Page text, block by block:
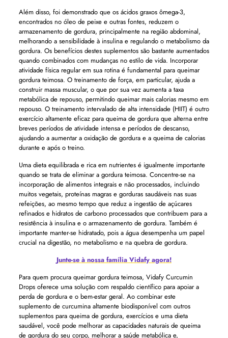
Além disso, foi demonstrado que os ácidos graxos ômega-3,
encontrados no óleo de peixe e outras fontes, reduzem o
armazenamento de gordura, principalmente na região abdominal,
melhorando a sensibilidade à insulina e regulando o metabolismo da
gordura. Os benefícios destes suplementos são bastante aumentados
quando combinados com mudanças no estilo de vida. Incorporar
atividade física regular em sua rotina é fundamental para queimar
gordura teimosa. O treinamento de força, em particular, ajuda a
construir massa muscular, o que por sua vez aumenta a taxa
metabólica de repouso, permitindo queimar mais calorias mesmo em
repouso. O treinamento intervalado de alta intensidade (HIIT) é outro
exercício altamente eficaz para queima de gordura que alterna entre
breves períodos de atividade intensa e períodos de descanso,
ajudando a aumentar a oxidação de gordura e a queima de calorias
durante e após o treino.
Uma dieta equilibrada e rica em nutrientes é igualmente importante
quando se trata de eliminar a gordura teimosa. Concentre-se na
incorporação de alimentos integrais e não processados, incluindo
muitos vegetais, proteínas magras e gorduras saudáveis ​​nas suas
refeições, ao mesmo tempo que reduz a ingestão de açúcares
refinados e hidratos de carbono processados ​​que contribuem para a
resistência à insulina e o armazenamento de gordura. Também é
importante manter-se hidratado, pois a água desempenha um papel
crucial na digestão, no metabolismo e na quebra de gordura.
Junte-se à nossa família Vidafy agora!
Para quem procura queimar gordura teimosa, Vidafy Curcumin
Drops oferece uma solução com respaldo científico para apoiar a
perda de gordura e o bem-estar geral. Ao combinar este
suplemento de curcumina altamente biodisponível com outros
suplementos para queima de gordura, exercícios e uma dieta
saudável, você pode melhorar as capacidades naturais de queima
de gordura do seu corpo, melhorar a saúde metabólica e,